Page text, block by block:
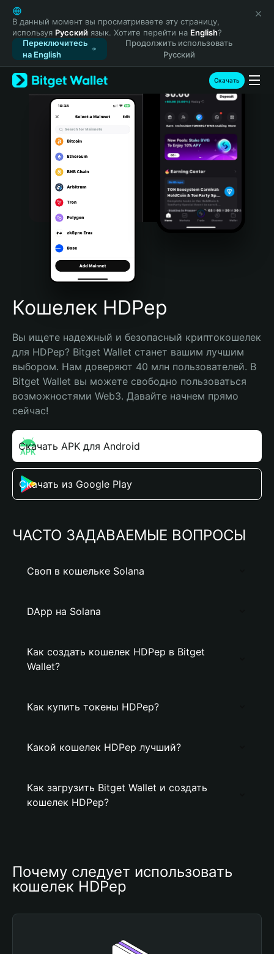
English
日本語
Tiếng Việt
Русский
Español (Latinoamérica)
Türkçe
Italiano
Português (Portugal)
Bahasa Indonesia
Português (Brasil)
Español (Argentina)
В данный момент вы просматриваете эту страницу,
используя Русский язык. Хотите перейти на English?
Переключитесь
на English
Продолжить использовать
Русский
Скачать
Кошелек HDPep
Вы ищете надежный и безопасный криптокошелек
для HDPep? Bitget Wallet станет вашим лучшим
выбором. Нам доверяют 40 млн пользователей. В
Bitget Wallet вы можете свободно пользоваться
возможностями Web3. Давайте начнем прямо
сейчас!
Скачать APK для Android
Скачать из Google Play
ЧАСТО ЗАДАВАЕМЫЕ ВОПРОСЫ
Своп в кошельке Solana
DApp на Solana
Как создать кошелек HDPep в Bitget
Wallet?
Как купить токены HDPep?
Какой кошелек HDPep лучший?
Как загрузить Bitget Wallet и создать
кошелек HDPep?
Почему следует использовать
кошелек HDPep